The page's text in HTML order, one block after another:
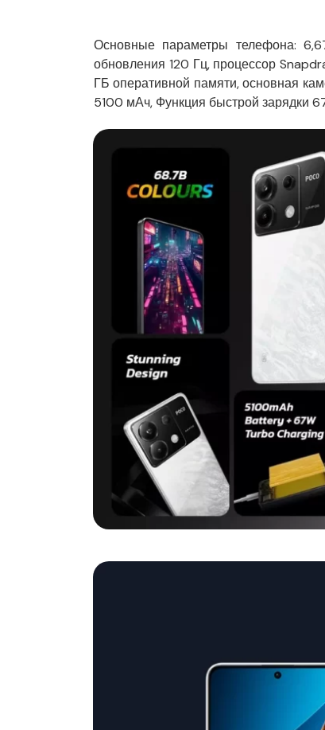
Основные параметры телефона:
обновления 120 Гц, процессор
ГБ оперативной памяти, основная
5100 мАч, Функция быстрой зарядки